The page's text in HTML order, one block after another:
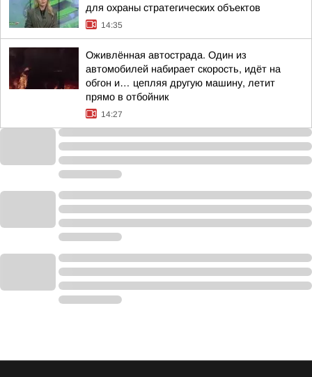
для охраны стратегических объектов
14:35
Оживлённая автострада. Один из
автомобилей набирает скорость, идёт на
обгон и… цепляя другую машину, летит
прямо в отбойник
14:27